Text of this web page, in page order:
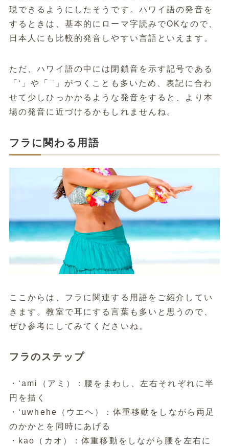
現できるようにしたそうです。ハワイ語の発音を
するときは、基本的にローマ字読みでOKなので、
日本人にも比較的発音しやすい言語といえます。
ただ、ハワイ語の中には閉鎖音を示す記号である
「ʻ」や「¯」がつくことも多いため、表記に合わ
せて少しひっかかるような発音をすると、より本
場の発音に近づけるかもしれませんね。
フラに関わる用語
ここからは、フラに関連する用語をご紹介してい
きます。教室で耳にする言葉も多いと思うので、
ぜひ参考にしてみてくださいね。
フラのステップ
・ʻami（アミ）：腰をまわし、左右それぞれに半
円を描く
・ʻuwhehe（ウエヘ）：体重移動をしながら両足
のかかとを同時にあげる
・kao（カオ）：体重移動をしながら腰を左右に